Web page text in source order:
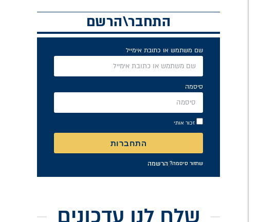
התחבר\הרשם
סיסמה
זכור אותי
התחברות
שחזור סיסמה?|הרשמה
שלח לנו עדכונים